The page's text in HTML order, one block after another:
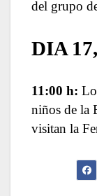
del grupo
DIA
11:00 h:
niños de la
visitan la